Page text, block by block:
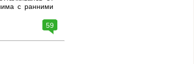
с ранними
59